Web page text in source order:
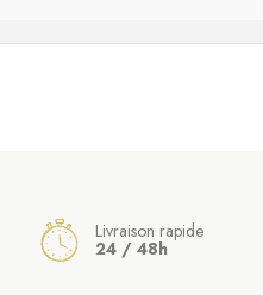
Livraison rapide
24 / 48h